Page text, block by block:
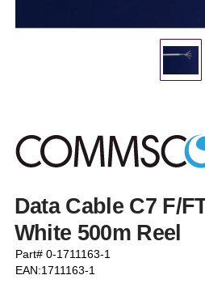
Data Cable C7 F/
White 500m Reel
Part# 0-1711163-1
EAN:1711163-1